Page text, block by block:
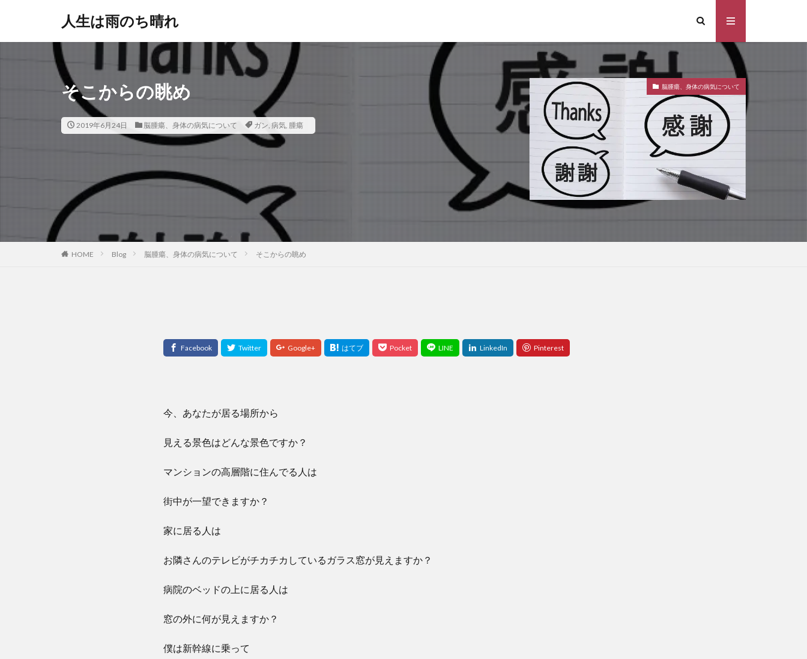
人生は雨のち晴れ
そこからの眺め
2019年6月24日 脳腫瘍、身体の病気について ガン, 病気, 腫瘍
脳腫瘍、身体の病気について
HOME Blog 脳腫瘍、身体の病気について そこからの眺め
今、あなたが居る場所から
見える景色はどんな景色ですか？
マンションの高層階に住んでる人は
街中が一望できますか？
家に居る人は
お隣さんのテレビがチカチカしているガラス窓が見えますか？
病院のベッドの上に居る人は
窓の外に何が見えますか？
僕は新幹線に乗って